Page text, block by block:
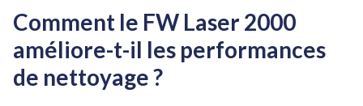
Comment le FW Laser 2000
améliore-t-il les performances
de nettoyage ?